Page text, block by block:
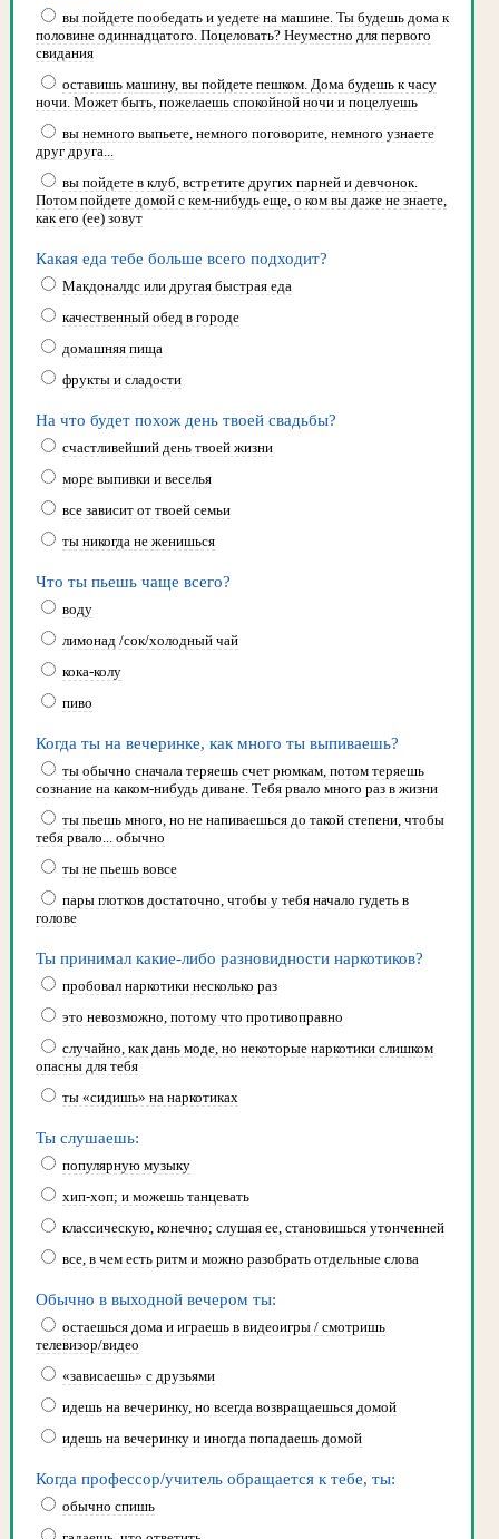
вы пойдете пообедать и уедете на машине. Ты будешь дома к
половине одиннадцатого. Поцеловать? Неуместно для первого
свидания
оставишь машину, вы пойдете пешком. Дома будешь к часу
ночи. Может быть, пожелаешь спокойной ночи и поцелуешь
вы немного выпьете, немного поговорите, немного узнаете
друг друга...
вы пойдете в клуб, встретите других парней и девчонок.
Потом пойдете домой с кем-нибудь еще, о ком вы даже не знаете,
как его (ее) зовут
Какая еда тебе больше всего подходит?
Макдоналдс или другая быстрая еда
качественный обед в городе
домашняя пища
фрукты и сладости
На что будет похож день твоей свадьбы?
счастливейший день твоей жизни
море выпивки и веселья
все зависит от твоей семьи
ты никогда не женишься
Что ты пьешь чаще всего?
воду
лимонад /сок/холодный чай
кока-колу
пиво
Когда ты на вечеринке, как много ты выпиваешь?
ты обычно сначала теряешь счет рюмкам, потом теряешь
сознание на каком-нибудь диване. Тебя рвало много раз в жизни
ты пьешь много, но не напиваешься до такой степени, чтобы
тебя рвало... обычно
ты не пьешь вовсе
пары глотков достаточно, чтобы у тебя начало гудеть в
голове
Ты принимал какие-либо разновидности наркотиков?
пробовал наркотики несколько раз
это невозможно, потому что противоправно
случайно, как дань моде, но некоторые наркотики слишком
опасны для тебя
ты «сидишь» на наркотиках
Ты слушаешь:
популярную музыку
хип-хоп; и можешь танцевать
классическую, конечно; слушая ее, становишься утонченней
все, в чем есть ритм и можно разобрать отдельные слова
Обычно в выходной вечером ты:
остаешься дома и играешь в видеоигры / смотришь
телевизор/видео
«зависаешь» с друзьями
идешь на вечеринку, но всегда возвращаешься домой
идешь на вечеринку и иногда попадаешь домой
Когда профессор/учитель обращается к тебе, ты:
обычно спишь